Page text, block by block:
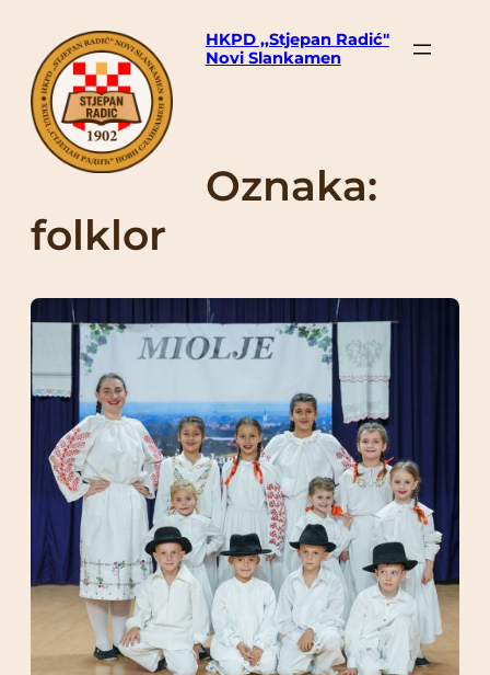
sadržaja
HKPD ,,Stjepan Radić"
Novi Slankamen
Oznaka:
folklor